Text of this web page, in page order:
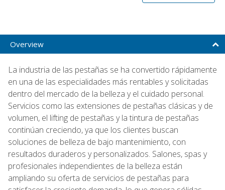
Overview
La industria de las pestañas se ha convertido rápidamente
en una de las especialidades más rentables y solicitadas
dentro del mercado de la belleza y el cuidado personal.
Servicios como las extensiones de pestañas clásicas y de
volumen, el lifting de pestañas y la tintura de pestañas
continúan creciendo, ya que los clientes buscan
soluciones de belleza de bajo mantenimiento, con
resultados duraderos y personalizados. Salones, spas y
profesionales independientes de la belleza están
ampliando su oferta de servicios de pestañas para